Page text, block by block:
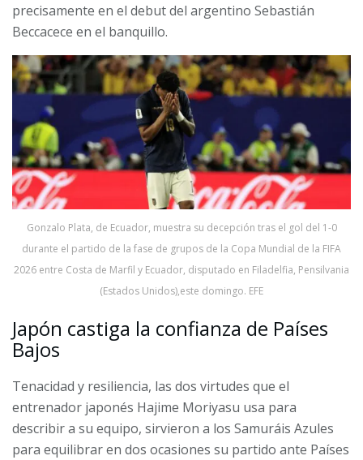
precisamente en el debut del argentino Sebastián
Beccacece en el banquillo.
Gonzalo Plata, de Ecuador, muestra su decepción tras el gol del 1-0
durante el partido de la fase de grupos de la Copa Mundial de la FIFA
2026 entre Costa de Marfil y Ecuador, disputado en Filadelfia, Pensilvania
(Estados Unidos),este domingo. EFE
Japón castiga la confianza de Países
Bajos
Tenacidad y resiliencia, las dos virtudes que el
entrenador japonés Hajime Moriyasu usa para
describir a su equipo, sirvieron a los Samuráis Azules
para equilibrar en dos ocasiones su partido ante Países